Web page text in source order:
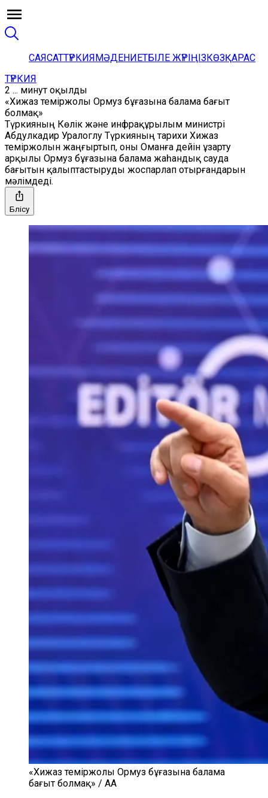
САЯСАТТҮРКИЯМӘДЕНИЕТБІЛЕ ЖҮРІҢІЗКӨЗҚАРАС
ТҮРКИЯ
2 ... минут оқылды
«Хижаз теміржолы Ормуз бұғазына балама бағыт
болмақ»
Түркияның Көлік және инфрақұрылым министрі
Абдулкадир Уралоглу Түркияның тарихи Хижаз
теміржолын жаңғыртып, оны Оманға дейін ұзарту
арқылы Ормуз бұғазына балама жаһандық сауда
бағытын қалыптастыруды жоспарлап отырғандарын
мәлімдеді.
Бөлісу
«Хижаз теміржолы Ормуз бұғазына балама
бағыт болмақ» / AA